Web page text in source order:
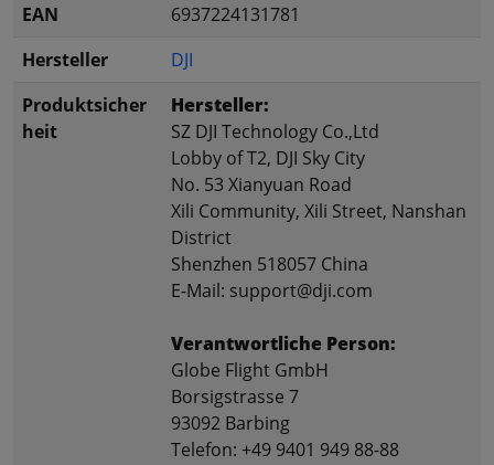
EAN
6937224131781
Hersteller
DJI
Produktsicher
heit
Hersteller:
SZ DJI Technology Co.,Ltd
Lobby of T2, DJI Sky City
No. 53 Xianyuan Road
Xili Community, Xili Street, Nanshan
District
Shenzhen 518057 China
E-Mail: support@dji.com
Verantwortliche Person:
Globe Flight GmbH
Borsigstrasse 7
93092 Barbing
Telefon: +49 9401 949 88-88